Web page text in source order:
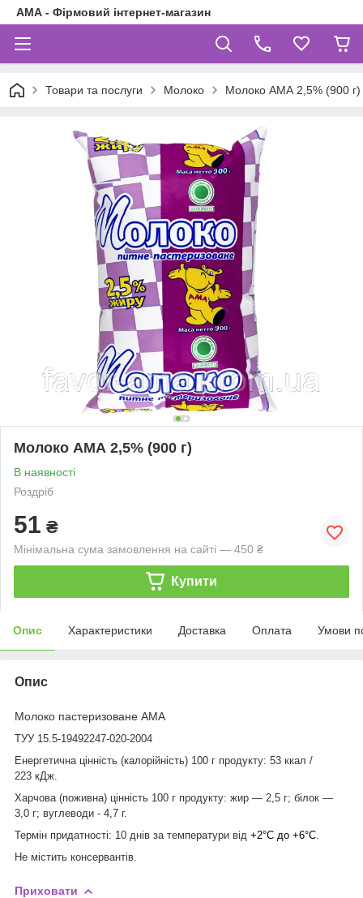
АМА - Фірмовий інтернет-магазин
Товари та послуги Молоко Молоко АМА 2,5% (900 г)
Молоко АМА 2,5% (900 г)
В наявності
Роздріб
51 ₴
Мінімальна сума замовлення на сайті — 450 ₴
Купити
Опис Характеристики Доставка Оплата Умови
Опис
Молоко пастеризоване АМА
ТУУ 15.5-19492247-020-2004
Енергетична цінність (калорійність) 100 г продукту: 53 ккал /
223 кДж.
Харчова (поживна) цінність 100 г продукту: жир — 2,5 г; білок —
3,0 г; вуглеводи - 4,7 г.
Термін придатності: 10 днів за температури від +2°C до +6°C
Не містить консервантів.
Приховати